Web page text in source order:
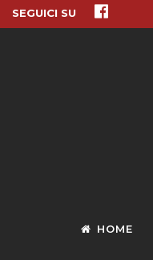
SEGUICI SU
HOME